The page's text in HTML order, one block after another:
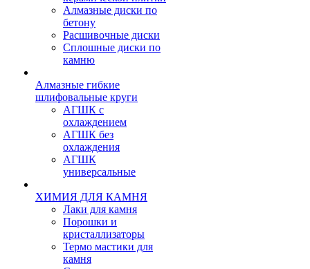
Алмазные диски по
бетону
Расшивочные диски
Сплошные диски по
камню
Алмазные гибкие
шлифовальные круги
АГШК с
охлаждением
АГШК без
охлаждения
АГШК
универсальные
ХИМИЯ ДЛЯ КАМНЯ
Лаки для камня
Порошки и
кристаллизаторы
Термо мастики для
камня